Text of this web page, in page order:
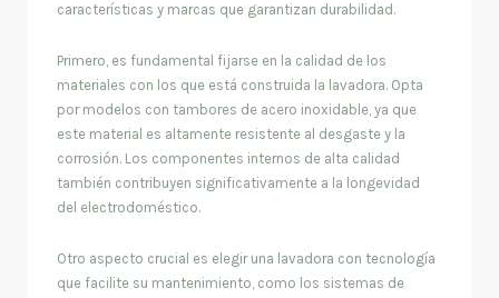
características y marcas que garantizan durabilidad.
Primero, es fundamental fijarse en la calidad de los
materiales con los que está construida la lavadora. Opta
por modelos con tambores de acero inoxidable, ya que
este material es altamente resistente al desgaste y la
corrosión. Los componentes internos de alta calidad
también contribuyen significativamente a la longevidad
del electrodoméstico.
Otro aspecto crucial es elegir una lavadora con tecnología
que facilite su mantenimiento, como los sistemas de